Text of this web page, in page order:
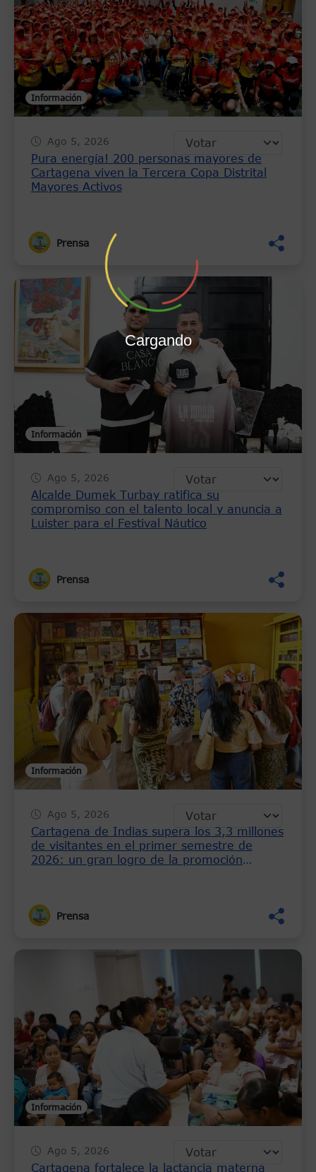
Información
Ago 5, 2026
Pura energía! 200 personas mayores de
Cartagena viven la Tercera Copa Distrital
Mayores Activos
Prensa
Información
Ago 5, 2026
Alcalde Dumek Turbay ratifica su
compromiso con el talento local y anuncia a
Luister para el Festival Náutico
Prensa
Información
Ago 5, 2026
Cartagena de Indias supera los 3,3 millones
de visitantes en el primer semestre de
2026: un gran logro de la promoción
Prensa
Información
Ago 5, 2026
Cartagena fortalece la lactancia materna
Cargando